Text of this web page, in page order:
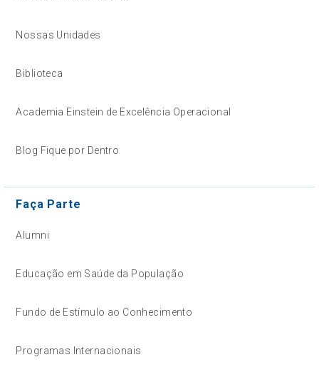
Nossas Unidades
Biblioteca
Academia Einstein de Excelência Operacional
Blog Fique por Dentro
Faça Parte
Alumni
Educação em Saúde da População
Fundo de Estímulo ao Conhecimento
Programas Internacionais